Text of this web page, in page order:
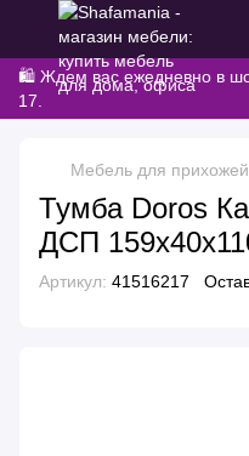
🛍️ Ждем вас ежедневно в
17.
Мебель для прихожей
Тумба Doros
ДСП
Артикул: 41516217